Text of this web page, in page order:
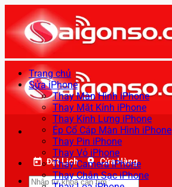
qua
nội
dung
Đặt Lịch Cửa Hàng
Tìm
Trang chủ
Sửa iPhone
Thay Màn Hình iPhone
Thay Mặt Kính iPhone
Thay Kính Lưng iPhone
Ép Cổ Cáp Màn Hình iPhone
Thay Pin iPhone
Thay Vỏ iPhone
Thay Camera iPhone
Thay Chân Sạc iPhone